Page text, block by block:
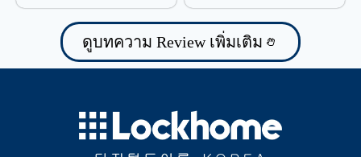
ป้องกันน้ำรั่วซึม
ดูบทความ Review เพิ่มเติม